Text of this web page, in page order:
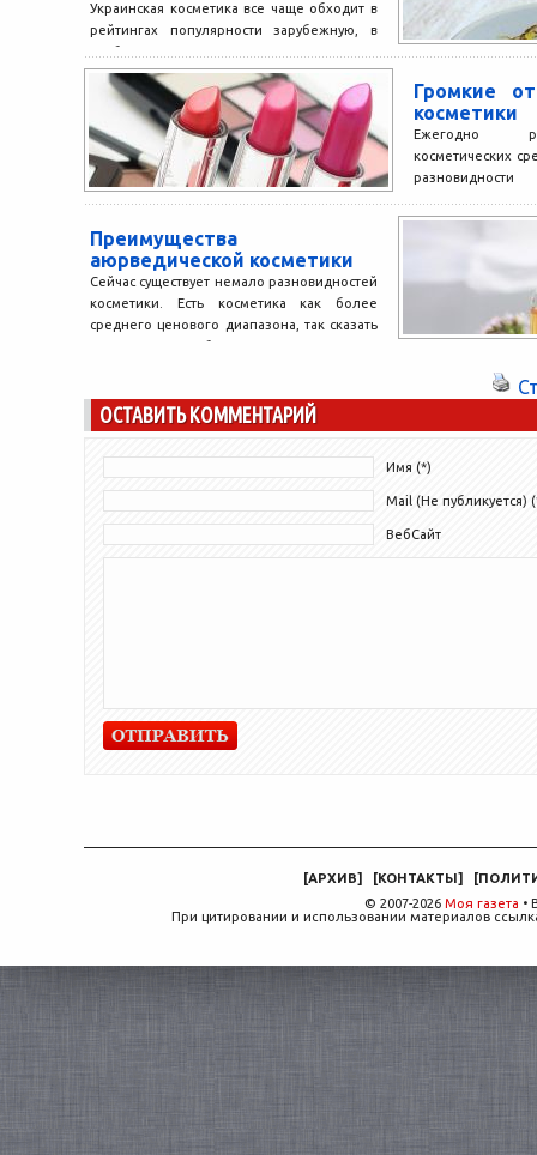
Украинская косметика все чаще обходит в
рейтингах популярности зарубежную, в
особенности это касается органического
ее сегмента. Так, продукция компании
Vigor...
Громкие
косметики
Ежегодно
косметических
http://
Преимущества
аюрведической косметики
Сейчас существует немало разновидностей
косметики. Есть косметика как более
среднего ценового диапазона, так сказать
«для всех», так и более дорогая,...
ОСТАВИТЬ КОММЕНТАРИЙ
Имя (*)
Mail (Не публикуется)
ВебСайт
[АРХИВ] [КОНТАКТЫ] [
© 2007-2026 Моя газета •
При цитировании и использовании материалов